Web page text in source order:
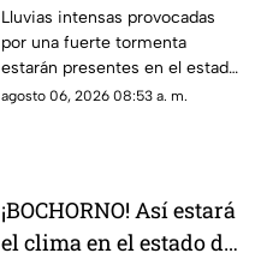
lluvias fuertes para
Veracruz a partir de
este día
Lluvias intensas provocadas
por una fuerte tormenta
estarán presentes en el estado
de Veracruz; aquí te damos los
agosto 06, 2026 08:53 a. m.
¡BOCHORNO! Así estará
el clima en el estado de